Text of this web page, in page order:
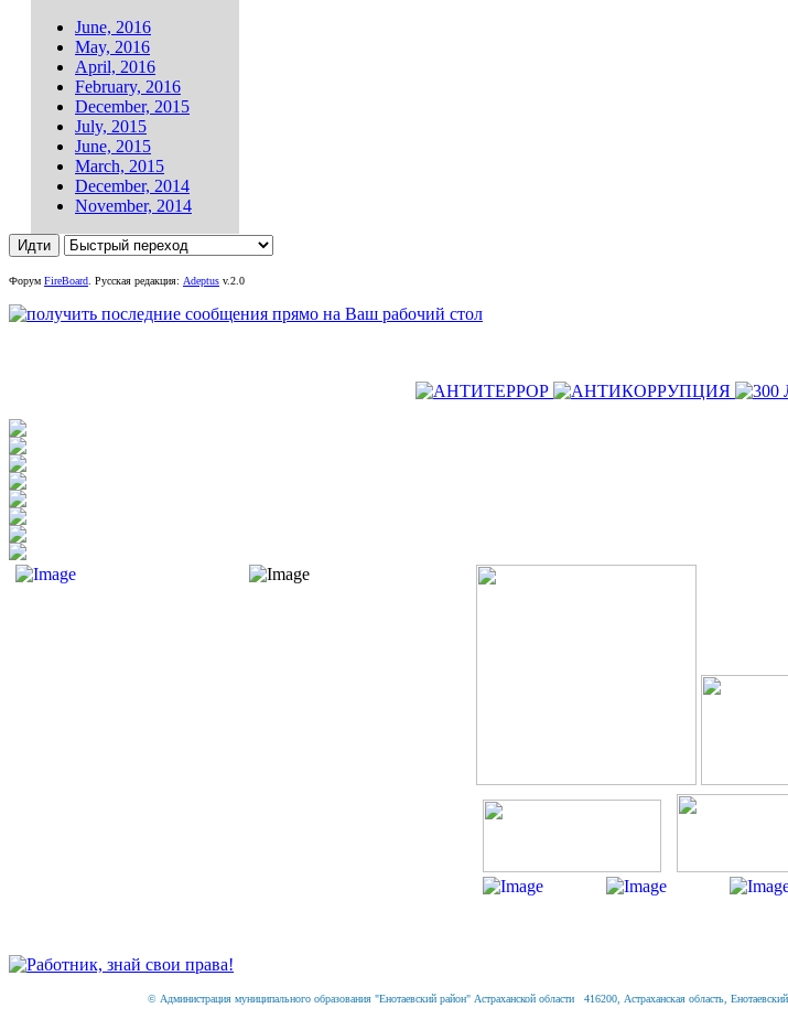
June, 2016
May, 2016
April, 2016
February, 2016
December, 2015
July, 2015
June, 2015
March, 2015
December, 2014
November, 2014
Форум FireBoard Русская редакция: Adeptus v.2.0
© Администрация муниципального образования "Енотаевский район" Астраханской области 416200, Астраханская область,